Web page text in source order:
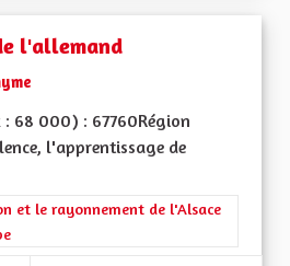
l'allemand
: 68 000) : 67760Région
l'apprentissage de
la catégorie : La Culture, l'Education et
et le rayonnement de l'Alsace